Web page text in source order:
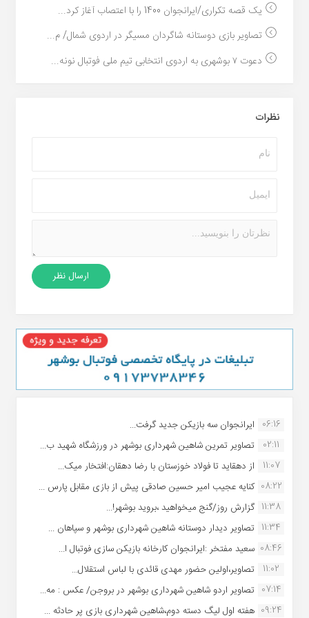
یک قصه تکراری/ایرانجوان 1400 را با اعتصاب آغاز کرد...
تصاویر بازی دوستانه شاگردان مسیگر در اردوی شمال/ م...
دعوت ۷ بوشهری به اردوی انتخابی تیم ملی فوتبال نونه...
نظرات
06:16 ایرانجوان سه بازیکن جدید گرفت...
02:11
تصاویر تمرین شاهین شهردارى بوشهر در ورزشگاه شهید ب...
11:07
از دهقاید تا فولاد خوزستان با رضا دهقان:افتخار میک...
08:22 کنایه عجیب امیر حسین صادقی پیش از بازی مقابل پارس ...
11:38 گزارش روز/گنج میخواهید ،بروید بوشهر!...
11:34 تصاویر دیدار دوستانه شاهین شهردارى بوشهر و سپاهان ...
08:46 سعید مفتخر :ایرانجوان کارخانه بازیکن سازی فوتبال ا...
11:02
تصاویر،اولین حضور مهدی قائدی با لباس استقلال...
07:14 تصاویر اردو شاهین شهرداری بوشهر در بروجن/ عکس : مه...
09:24 هفته اول لیگ دسته دوم،شاهین شهرداری بازی پر حادثه ...